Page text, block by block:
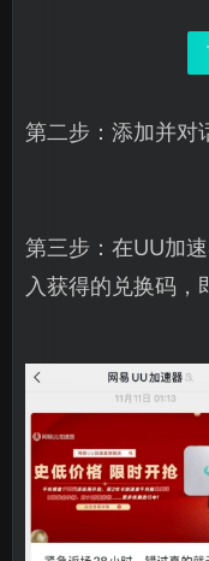
第二步：添加并对
第三步：在UU加
入获得的兑换码，